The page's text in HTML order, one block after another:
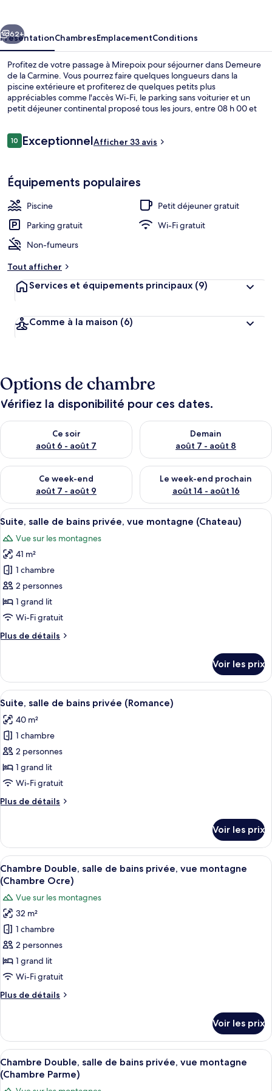
Suivant
62+
PrésentationChambresEmplacementConditions
Profitez de votre passage à Mirepoix pour séjourner dans Demeure
de la Carmine. Vous pourrez faire quelques longueurs dans la
piscine extérieure et profiterez de quelques petits plus
appréciables comme l'accès Wi-Fi, le parking sans voiturier et un
petit déjeuner continental proposé tous les jours, entre 08 h 00 et
Avis
voyageurs
1010 sur 10
ExceptionnelAfficher 33 avis
Équipements populaires
Piscine
Petit déjeuner gratuit
Parking gratuit
Wi-Fi gratuit
Non-fumeurs
Tout afficher
Services et équipements principaux (9)
Comme à la maison (6)
Options de chambre
Vérifiez la disponibilité pour ces dates.
Ce soir
août 6 - août 7
Vérifier la disponibilité pour ce soir août 6 - août 7
Demain
août 7 - août 8
Vérifier la disponibilité pour
Ce week-end
août 7 - août 9
Vérifier la disponibilité pour ce week-end août 7 - août 9
Le week-end prochain
août 14 - août 16
Vérifier la disponibilité pour
Afficher
toutes
les
photos
pour
ce
type
de
chambre :
Suite,
bains
privée,
vue
montagne
(Chateau)
Une chambre à coucher de style
10
Suite, salle de bains privée, vue montagne (Chateau)
Vue sur les montagnes
41 m²
1 chambre
2 personnes
1 grand lit
Wi-Fi gratuit
Plus de détails
Plus
le
type
de
Suite,
salle
de
bains
privée,
vue
montagne
(Chateau)
Voir les prix
Afficher
toutes
les
photos
pour
ce
type
chambre :
de
bains
privée
(Romance)
Un salon chaleureux avec un
10
Suite, salle de bains privée (Romance)
40 m²
1 chambre
2 personnes
1 grand lit
Wi-Fi gratuit
Plus de détails
Plus
le
type
de
chambre
Suite,
salle
de
bains
privée
(Romance)
Voir les prix
Afficher
toutes
les
photos
pour
ce
type
de
chambre :
Double,
bains
privée,
vue
montagne
Une chambre à coucher avec un lit
10
Chambre Double, salle de bains privée, vue montagne
(Chambre Ocre)
Vue sur les montagnes
32 m²
1 chambre
2 personnes
1 grand lit
Wi-Fi gratuit
Plus de détails
Plus
le
type
de
chambre
Chambre
Voir les prix
Afficher
toutes
les
Un lit en bois avec une
10
Chambre Double, salle de bains privée, vue montagne
(Chambre Parme)